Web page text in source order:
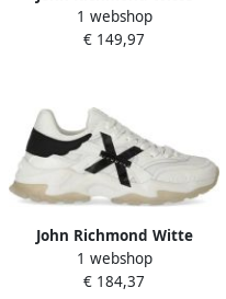
Zwarte Kalfsleren Sneakers
1 webshop
€ 149,97
John Richmond Witte
Sneakers 20025 Herfst
Winter 2023 2024 Collectie
1 webshop
€ 184,37